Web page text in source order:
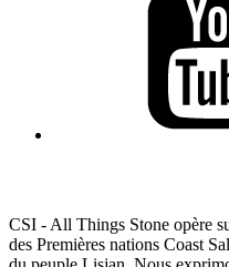
CSI - All Things Stone opère
des Premières nations Coast